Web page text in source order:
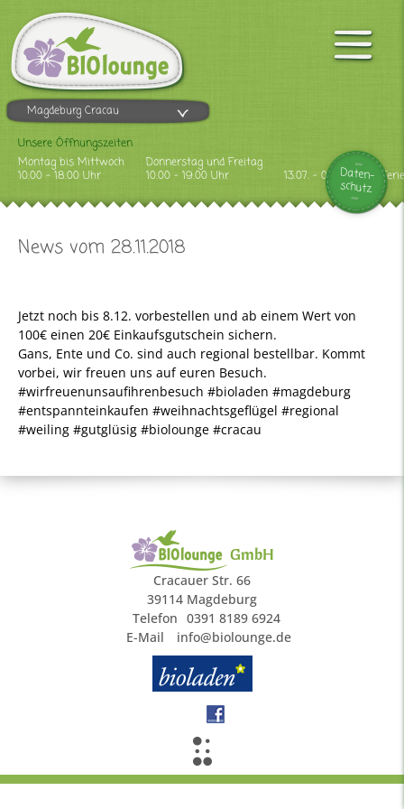
Magdeburg Cracau
Unsere Öffnungszeiten
Montag bis Mittwoch
10.00 - 18.00 Uhr
Donnerstag und Freitag
10.00 - 19.00 Uhr
13.07. - 09.08.2026
Daten-
schutz
News vom 28.11.2018
Jetzt noch bis 8.12. vorbestellen und ab einem Wert von
100€ einen 20€ Einkaufsgutschein sichern.
Gans, Ente und Co. sind auch regional bestellbar. Kommt
vorbei, wir freuen uns auf euren Besuch.
#wirfreuenunsaufihrenbesuch #bioladen #magdeburg
#entspannteinkaufen #weihnachtsgeflügel #regional
#weiling #gutglüsig #biolounge #cracau
GmbH
Cracauer Str. 66
39114 Magdeburg
Telefon 0391 8189 6924
E-Mail
info@biolounge.de